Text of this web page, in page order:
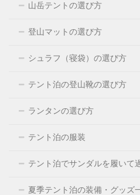
山岳テントの選び方
登山マットの選び方
シュラフ（寝袋）の選び方
テント泊の登山靴の選び方
ランタンの選び方
テント泊の服装
テント泊でサンダルを履いて
夏季テント泊の装備・グッズ